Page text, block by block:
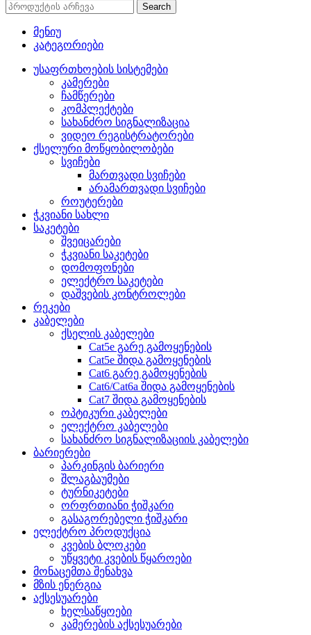
Search
მენიუ
კატეგორიები
უსაფრთხოების სისტემები
კამერები
ჩამწერები
კომპლექტები
სახანძრო სიგნალიზაცია
ვიდეო რეგისტრატორები
ქსელური მოწყობილობები
სვიჩები
მართვადი სვიჩები
არამართვადი სვიჩები
როუტერები
ჭკვიანი სახლი
საკეტები
შვეიცარები
ჭკვიანი საკეტები
დომოფონები
ელექტრო საკეტები
დაშვების კონტროლები
რეკები
კაბელები
ქსელის კაბელები
Cat5e გარე გამოყენების
Cat5e შიდა გამოყენების
Cat6 გარე გამოყენების
Cat6/Cat6a შიდა გამოყენების
Cat7 შიდა გამოყენების
ოპტიკური კაბელები
ელექტრო კაბელები
სახანძრო სიგნალიზაციის კაბელები
ბარიერები
პარკინგის ბარიერი
შლაგბაუმები
ტურნიკეტები
ორფრთიანი ჭიშკარი
გასაგორებელი ჭიშკარი
ელექტრო პროდუქცია
კვების ბლოკები
უწყვეტი კვების წყაროები
მონაცემთა შენახვა
მზის ენერგია
აქსესუარები
ხელსაწყოები
კამერების აქსესუარები